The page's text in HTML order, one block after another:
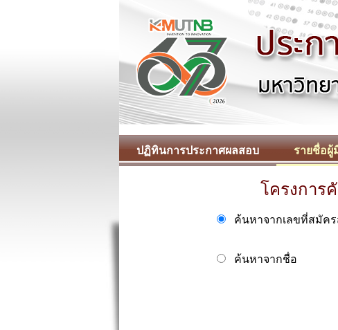
ปฏิทินการประกาศผลสอบ รายชื่อ
โครงการ
ค้นหาจากเลขที่สมัค
ค้นหาจากชื่อ